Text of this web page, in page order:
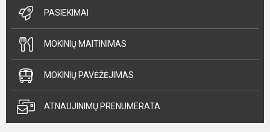
PASIEKIMAI
MOKINIŲ MAITINIMAS
MOKINIŲ PAVĖŽĖJIMAS
ATNAUJINIMŲ PRENUMERATA